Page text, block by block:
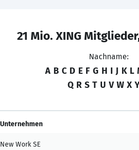
21 Mio. XING
Nachname:
A B C D E F G H I J K L
Q R S T U V W X
Unternehmen
New Work SE